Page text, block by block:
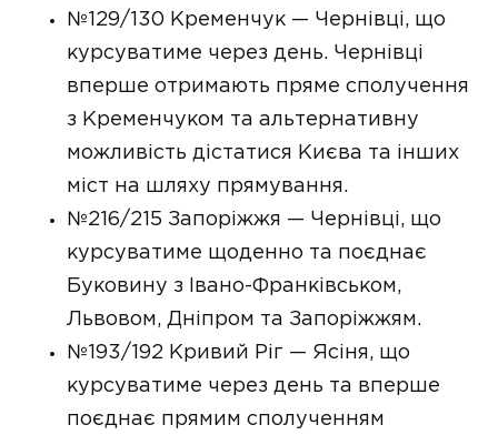
№129/130 Кременчук — Чернівці, що
курсуватиме через день. Чернівці
вперше отримають пряме сполучення
з Кременчуком та альтернативну
можливість дістатися Києва та інших
міст на шляху прямування.
№216/215 Запоріжжя — Чернівці, що
курсуватиме щоденно та поєднає
Буковину з Івано-Франківськом,
Львовом, Дніпром та Запоріжжям.
№193/192 Кривий Ріг — Ясіня, що
курсуватиме через день та вперше
поєднає прямим сполученням